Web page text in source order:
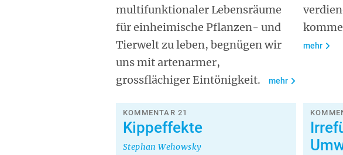
multifunktionaler Lebensräume
für einheimische Pflanzen- und
Tierwelt zu leben, begnügen wir
uns mit artenarmer,
grossflächiger Eintönigkeit.
mehr
mehr
KOMMENTAR 21
Kippeffekte
Stephan Wehowsky